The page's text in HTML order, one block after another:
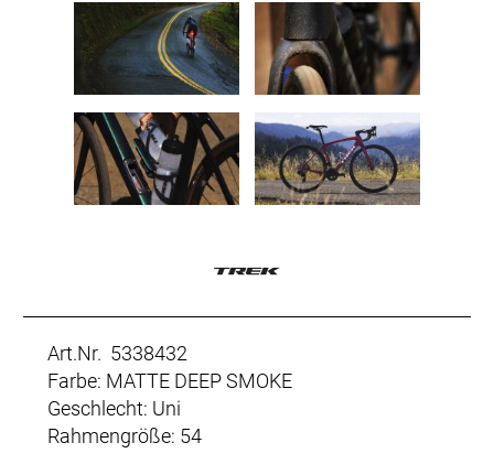
Art.Nr. 5338432
Farbe: MATTE DEEP SMOKE
Geschlecht: Uni
Rahmengröße: 54